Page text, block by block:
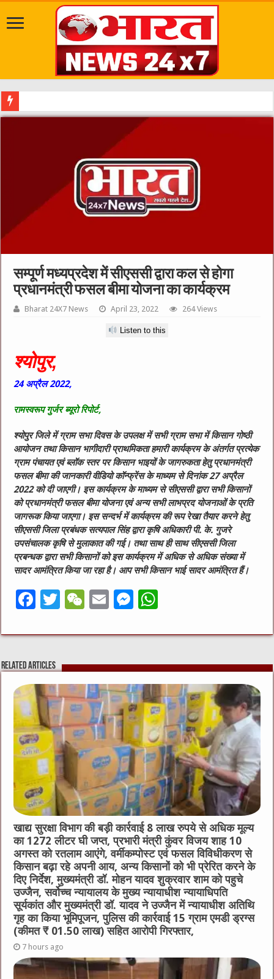
सम्पूर्ण मध्यप्रदेश में सीएससी द्वारा कल से होगा
प्रधानमंत्री फसल बीमा योजना का कार्यक्रम
Bharat 24X7 News April 23, 2022 264 Views
Listen to this
श्योपुर,
24 अप्रैल 2022,
रामस्वरूप गुर्जर ब्यूरो रिपोर्ट,
श्योपुर जिले में ग्राम सभा दिवस के उपलक्ष में सभी ग्राम सभा में किसान गोष्ठी
आयोजन तथा किसान भागीदारी प्राथमिकता हमारी कार्यक्रम के अंतर्गत प्रत्येक
ग्राम पंचायत एवं ब्लॉक स्तर पर किसान भाइयों के जागरुकता हेतु प्रधानमंत्री
फसल बीमा की जानकारी वीडियो कॉन्फ्रेंस के माध्यम से दिनांक 27 अप्रैल
2022 को दी जाएगी। इस कार्यक्रम के माध्यम से सीएससी द्वारा सभी किसानों
को प्रधानमंत्री फसल बीमा योजना एवं अन्य सभी लाभप्रद योजनाओं के प्रति
जागरूक किया जाएगा। इस सन्दर्भ में कार्यक्रम की रूप रेखा तैयार करने हेतु
सीएससी जिला प्रबंधक सत्यपाल सिंह द्वारा कृषि अधिकारी पी. के. गुजरे
उपसंचालक कृषि से मुलाकात की गई। तथा साथ ही साथ सीएससी जिला
प्रबन्धक द्वारा सभी किसानों को इस कार्यक्रम में अधिक से अधिक संख्या में
सादर आमंत्रित किया जा रहा है। आप सभी किसान भाई सादर आमंत्रित हैं।
F
c
e
b
o
o
k
T
it
te
r
W
C
h
at
E
ai
l
M
ss
e
n
g
er
at
s
A
p
p
Related Articles
खाद्य सुरक्षा विभाग की बड़ी कार्रवाई 8 लाख रुपये से अधिक मूल्य
का 1272 लीटर घी जप्त, प्रभारी मंत्री कुंवर विजय शाह 10
अगस्त को रतलाम आएंगे, वर्मीकम्पोस्ट एवं फसल विविधीकरण से
किसान बढ़ा रहे अपनी आय, अन्य किसानों को भी प्रेरित करने के
दिए निर्देश, मुख्यमंत्री डॉ. मोहन यादव शुक्रवार शाम को पहुचे
उज्जैन, सर्वोच्च न्यायालय के मुख्‍य न्‍यायाधीश न्यायाधिपति
सूर्यकांत और मुख्यमंत्री डॉ. यादव ने उज्जैन में न्यायाधीश अतिथि
गृह का किया भूमिपूजन, पुलिस की कार्रवाई 15 ग्राम एमडी ड्रग्स
(कीमत ₹ 01.50 लाख) सहित आरोपी गिरफ्तार,
7 hours ago